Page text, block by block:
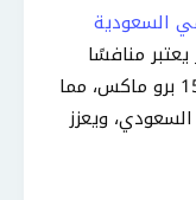
يعتبر منافسًا
للغاية مقارنة بالإصدار السابق، آيفون 15 برو ماكس، مما
ويعزز